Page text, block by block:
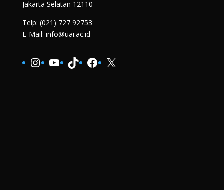
Jakarta Selatan 12110
Telp: (021) 727 92753
E-Mail: info@uai.ac.id
Instagram
YouTube
TikTokFacebook
X